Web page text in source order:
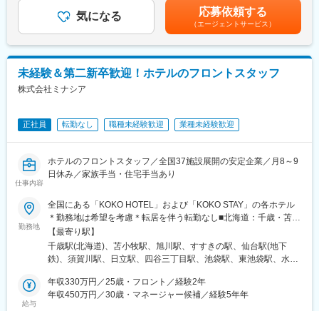
■レインボー休暇制度/有給取得率
休暇取得率は（昨年度実績）94.2％！店長から取得するよう促す
実した長期連休を過ごせるように、賞与とは別でレインボー休暇
支援金が支給されます。(業績による)※有給取得率も65.3％です！
変更の範囲：会社の定める業務
採用・教育・労務管理、店舗・業態改善に繋がる提案・企画な
ど、幅広い業務を担当します。※店舗には平均3~4名程度の正社員
がいます。入社後のフォロー体制も万全です。
■キャリアアップ例
・入社11カ月でエリアマネジャーに昇進
・入社2年半で商品開発
様々な道へ進めます！実際に本部社員の７割以上が現場経験者。
■研修制度
修を行っています。30もの豊富なカリキュラムから、レベルに合
った講座を受けることができ、合宿研修なども実施。一人ひとり
の着実な成長をサポートしているので、入社後のキャッチアップ
もご安心ください。
■風通しの良い社風
社内イントラネットでは、社員個人が全社員宛てに、お店の改善
提案、悩みの相談を行っています。日常的にアイデアに対する返
年目）／年収708万円＋評価給★店長（入社2年目）／年収642万
円＋評価給★新任店長（入社8か月）／年収544万＋評価給賃金は
あくまでも目安の金額であり、選考を通じて上下する可能性があ
ります。月給(月額)は固定手当を含めた表記です。
気になる 応募依頼する
（エージェントサービス）
未経験＆第二新卒歓迎！ホテルのフロントスタッフ
株式会社ミナシア
正社員 転勤なし 職種未経験歓迎 業種未経験歓迎
仕事内容
ホテルのフロントスタッフ／全国37施設展開の安定企業／月8～9
日休み／家族手当・住宅手当あり
勤務地
全国にある「KOKO HOTEL」および「KOKO STAY」の各ホテル
＊勤務地は希望を考慮＊転居を伴う転勤なし■北海道：千歳・苫小
牧・旭川・札幌すすきの■宮城：仙台 ★2026年4月 NEWOPEN！
■福島：須賀川■茨城：日立■東京：四谷・池袋（2店舗）・後楽
園・上野御徒町・浅草駒形・赤羽・新橋御成門■神奈川：湘南藤
阜：飛騨高山■京都：京都四条烏丸・京都三条■大阪：大阪梅田・
東大阪・大阪新世界■兵庫：姫路・神戸新長田■山口：下関■香
【最寄り駅】
千歳駅(北海道)、苫小牧駅、旭川駅、すすきの駅、仙台駅(地下
鉄)、須賀川駅、日立駅、四谷三丁目駅、池袋駅、東池袋駅、水道
駅、静岡駅、北鉄金沢駅、丸の内駅(愛知県)、栄駅(愛知県)、高山
駅、四条駅(京都市営)、三条京阪駅、中崎町駅、長田駅(大阪府)、
給与
年収330万円／25歳・フロント／経験2年
年収450万円／30歳・マネージャー候補／経験5年年